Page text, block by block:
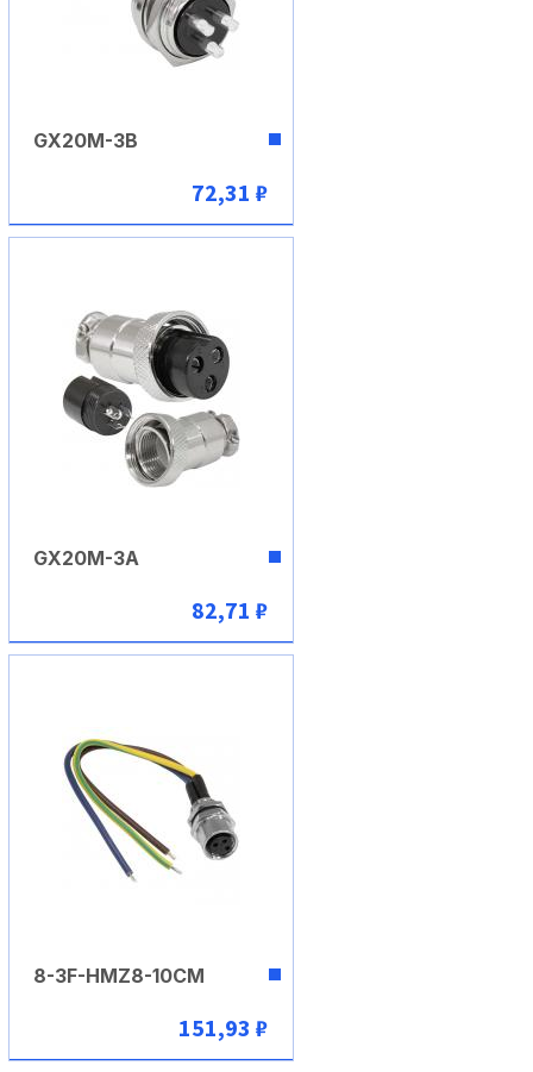
В корзину
GX20M-3B
72,31 ₽
В корзину
GX20M-3A
82,71 ₽
8-3F-HMZ8-10CM
151,93 ₽